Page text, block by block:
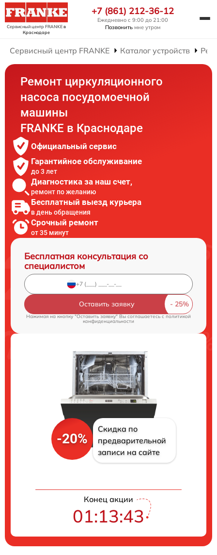
Сервисный центр FRANKEв
Краснодаре
+7 (861) 212-36-12
Ежедневно с 9:00 до 21:00
Позвонить мне утром
Сервисный центр FRANKE Каталог устройств
Ремонт циркуляционного
насоса посудомоечной
машины
FRANKE в Краснодаре
Официальный сервис
Гарантийное обслуживание
до 3 лет
Диагностика за наш счет,
ремонт по желанию
Бесплатный выезд курьера
в день обращения
Срочный ремонт
от 35 минут
Бесплатная консультация со
специалистом
Оставить заявку
Нажимая на кнопку "Оставить заявку" Вы соглашаетесь cполитикой
конфиденциальности
-20%
Скидка по
предварительной
записи на сайте
Конец акции
01:13:42